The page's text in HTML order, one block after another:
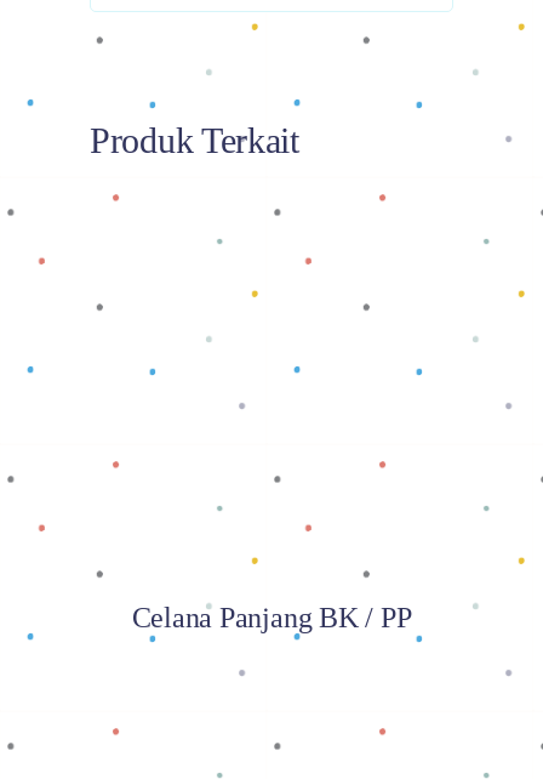
Produk Terkait
Celana Panjang BK / PP